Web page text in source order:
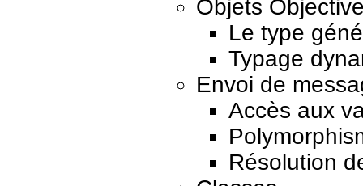
Objets
Le type
Typage
Envoi de
Accès aux
Résolution